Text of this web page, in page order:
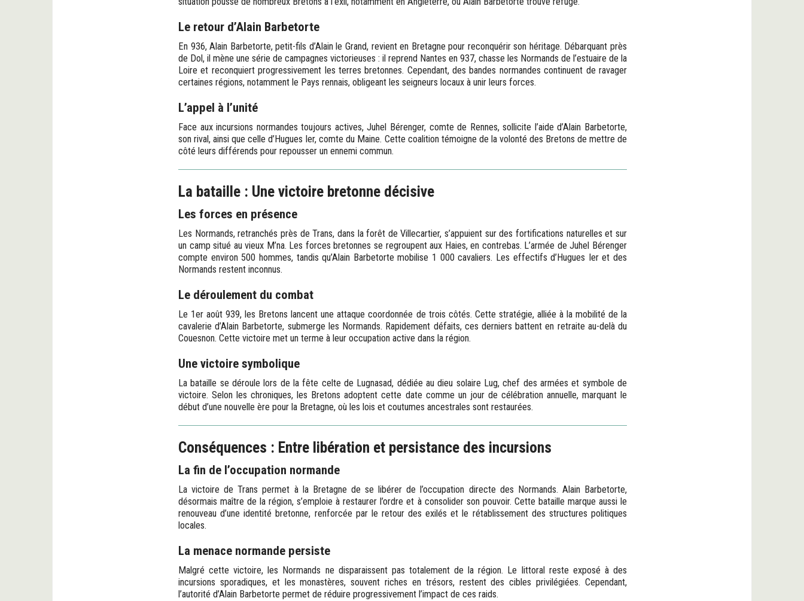
Le retour d’Alain Barbetorte
En 936, Alain Barbetorte, petit-fils d’Alain le Grand, revient en Bretagne pour reconquérir son héritage. Débarquant près
de Dol, il mène une série de campagnes victorieuses : il reprend Nantes en 937, chasse les Normands de l’estuaire de la
Loire et reconquiert progressivement les terres bretonnes. Cependant, des bandes normandes continuent de ravager
certaines régions, notamment le Pays rennais, obligeant les seigneurs locaux à unir leurs forces.
L’appel à l’unité
Face aux incursions normandes toujours actives, Juhel Bérenger, comte de Rennes, sollicite l’aide d’Alain Barbetorte,
son rival, ainsi que celle d’Hugues Ier, comte du Maine. Cette coalition témoigne de la volonté des Bretons de mettre de
côté leurs différends pour repousser un ennemi commun.
La bataille : Une victoire bretonne décisive
Les forces en présence
Les Normands, retranchés près de Trans, dans la forêt de Villecartier, s’appuient sur des fortifications naturelles et sur
un camp situé au vieux M’na. Les forces bretonnes se regroupent aux Haies, en contrebas. L’armée de Juhel Bérenger
compte environ 500 hommes, tandis qu’Alain Barbetorte mobilise 1 000 cavaliers. Les effectifs d’Hugues Ier et des
Normands restent inconnus.
Le déroulement du combat
Le 1er août 939, les Bretons lancent une attaque coordonnée de trois côtés. Cette stratégie, alliée à la mobilité de la
cavalerie d’Alain Barbetorte, submerge les Normands. Rapidement défaits, ces derniers battent en retraite au-delà du
Couesnon. Cette victoire met un terme à leur occupation active dans la région.
Une victoire symbolique
La bataille se déroule lors de la fête celte de Lugnasad, dédiée au dieu solaire Lug, chef des armées et symbole de
victoire. Selon les chroniques, les Bretons adoptent cette date comme un jour de célébration annuelle, marquant le
début d’une nouvelle ère pour la Bretagne, où les lois et coutumes ancestrales sont restaurées.
Conséquences : Entre libération et persistance des incursions
La fin de l’occupation normande
La victoire de Trans permet à la Bretagne de se libérer de l’occupation directe des Normands. Alain Barbetorte,
désormais maître de la région, s’emploie à restaurer l’ordre et à consolider son pouvoir. Cette bataille marque aussi le
renouveau d’une identité bretonne, renforcée par le retour des exilés et le rétablissement des structures politiques
locales.
La menace normande persiste
Malgré cette victoire, les Normands ne disparaissent pas totalement de la région. Le littoral reste exposé à des
incursions sporadiques, et les monastères, souvent riches en trésors, restent des cibles privilégiées. Cependant,
l’autorité d’Alain Barbetorte permet de réduire progressivement l’impact de ces raids.